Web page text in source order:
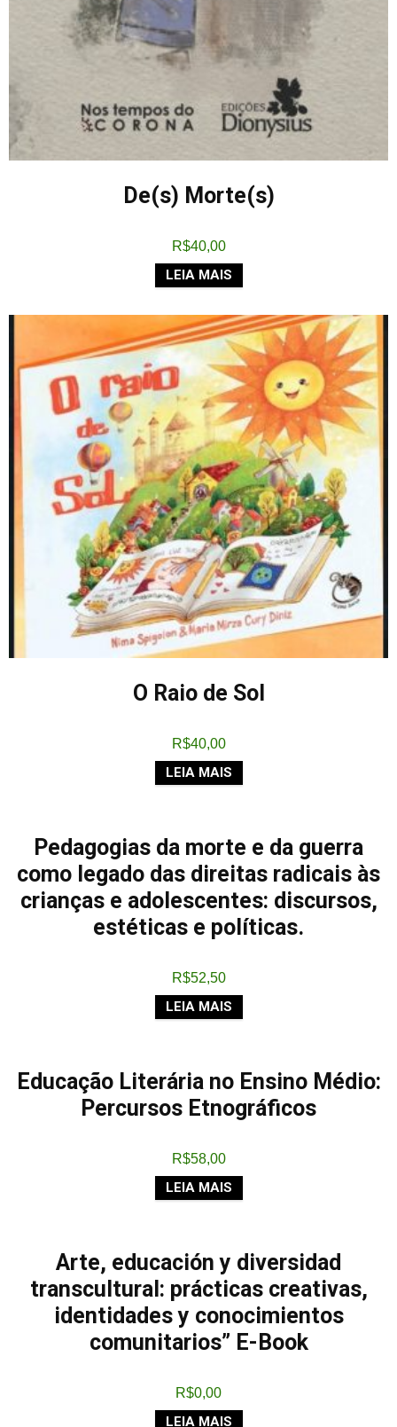
De(s) Morte(s)
R$40,00
LEIA MAIS
O Raio de Sol
R$40,00
LEIA MAIS
Pedagogias da morte e da guerra
como legado das direitas radicais às
crianças e adolescentes: discursos,
estéticas e políticas.
R$52,50
LEIA MAIS
Educação Literária no Ensino Médio:
Percursos Etnográficos
R$58,00
LEIA MAIS
Arte, educación y diversidad
transcultural: prácticas creativas,
identidades y conocimientos
comunitarios” E-Book
R$0,00
LEIA MAIS